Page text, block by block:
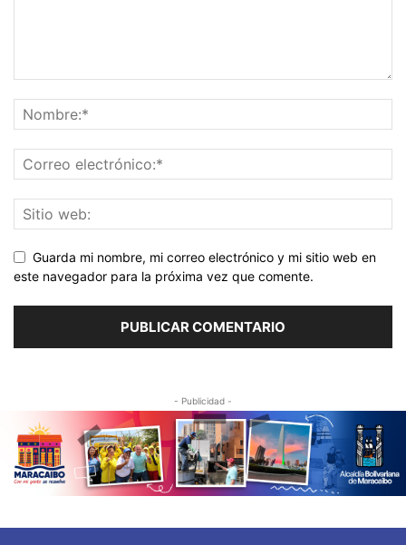
Guarda mi nombre, mi correo electrónico y mi sitio web en
este navegador para la próxima vez que comente.
- Publicidad -